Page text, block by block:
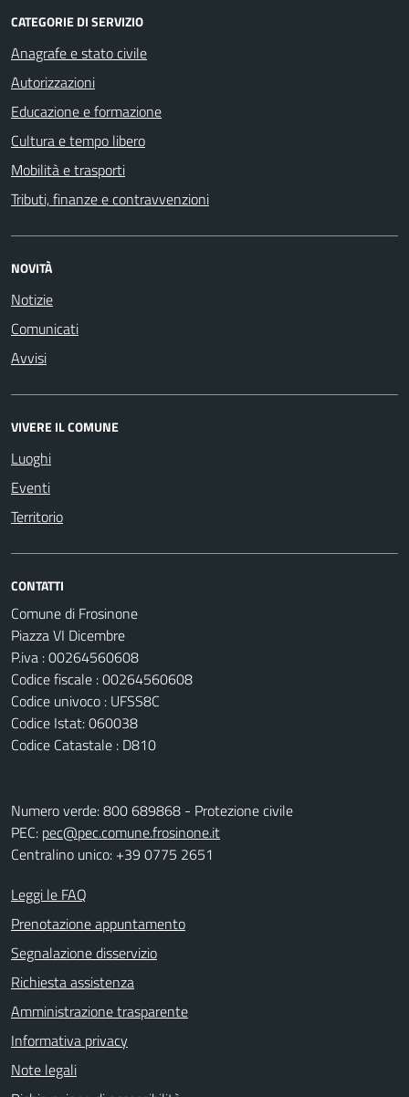
CATEGORIE DI SERVIZIO
Anagrafe e stato civile
Autorizzazioni
Educazione e formazione
Cultura e tempo libero
Mobilità e trasporti
Tributi, finanze e contravvenzioni
NOVITÀ
Notizie
Comunicati
Avvisi
VIVERE IL COMUNE
Luoghi
Eventi
Territorio
CONTATTI
Comune di Frosinone
Piazza VI Dicembre
P.iva : 00264560608
Codice fiscale : 00264560608
Codice univoco : UFSS8C
Codice Istat: 060038
Codice Catastale : D810
Numero verde: 800 689868 - Protezione civile
PEC: pec@pec.comune.frosinone.it
Centralino unico: +39 0775 2651
Leggi le FAQ
Prenotazione appuntamento
Segnalazione disservizio
Richiesta assistenza
Amministrazione trasparente
Informativa privacy
Note legali